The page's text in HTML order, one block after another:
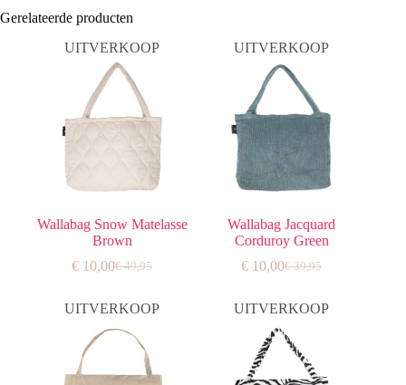
Gerelateerde producten
UITVERKOOP
Wallabag Snow Matelasse
Brown
€49,95
Oorspronkelijke
was:
€ 10,00Huidige
is:
UITVERKOOP
Wallabag Jacquard
Corduroy Green
€39,95
Oorspronkelijke
was:
€ 10,00Huidige
is:
UITVERKOOP UITVERKOOP